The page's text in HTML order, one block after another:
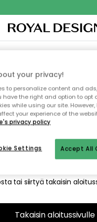
etsimääsi
siitä, että sivua ei enää
Pahoittelemme
tai siirtyä takaisin
Takaisin aloitussivulle
your privacy!
to personalize content and
have the right and option to opt
while using our site.
your experience of the
privacy policy
Accept All
Settings